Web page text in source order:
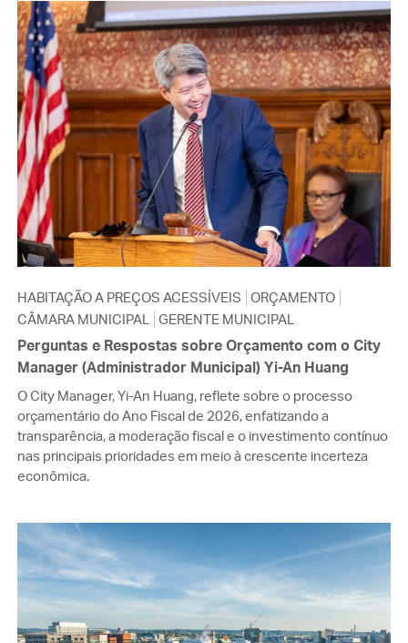
HABITAÇÃO A PREÇOS ACESSÍVEIS ORÇAMENTO
CÂMARA MUNICIPAL GERENTE MUNICIPAL
Perguntas e Respostas sobre Orçamento com o City
Manager (Administrador Municipal) Yi-An Huang
O City Manager, Yi-An Huang, reflete sobre o processo
orçamentário do Ano Fiscal de 2026, enfatizando a
transparência, a moderação fiscal e o investimento contínuo
nas principais prioridades em meio à crescente incerteza
econômica.